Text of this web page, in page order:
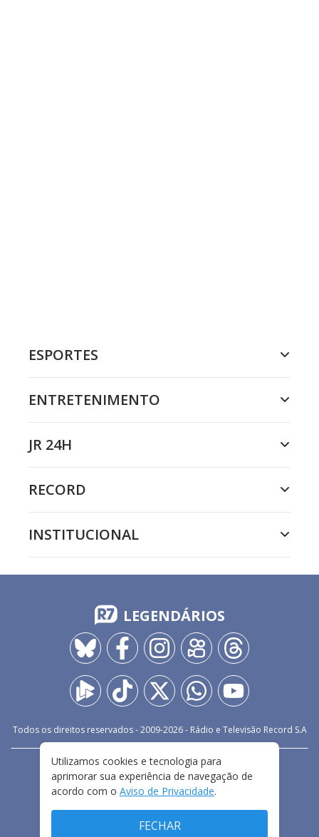
ESPORTES
ENTRETENIMENTO
JR 24H
RECORD
INSTITUCIONAL
LEGENDÁRIOS
Todos os direitos reservados - 2009-2026- Rádio e Televisão Record S.A
FALE CONOSCO
PRIVACIDADE
TERMOS E CONDIÇÕES DE USO
Utilizamos cookies e tecnologia para
aprimorar sua experiência de navegação de
acordo com o Aviso de Privacidade.
FECHAR